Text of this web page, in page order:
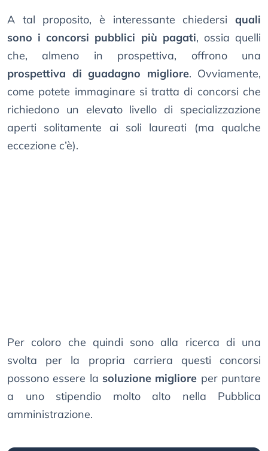
A tal proposito, è interessante chiedersi quali
sono i concorsi pubblici più pagati, ossia quelli
che, almeno in prospettiva, offrono una
prospettiva di guadagno migliore. Ovviamente,
come potete immaginare si tratta di concorsi che
richiedono un elevato livello di specializzazione
aperti solitamente ai soli laureati (ma qualche
eccezione c’è).
Per coloro che quindi sono alla ricerca di una
svolta per la propria carriera questi concorsi
possono essere la soluzione migliore per puntare
a uno stipendio molto alto nella Pubblica
amministrazione.